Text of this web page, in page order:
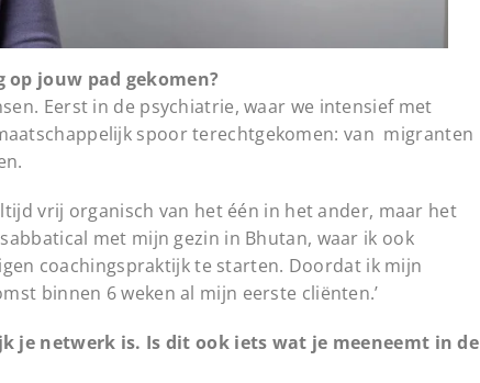
op jouw pad gekomen?
Eerst in de psychiatrie, waar we intensief met
spoor terechtgekomen: van migranten
vrij organisch van het één in het ander, maar het
met mijn gezin in Bhutan, waar ik ook
coachingspraktijk te starten. Doordat ik mijn
binnen 6 weken al mijn eerste cliënten.’
je netwerk is. Is dit ook iets wat je meeneemt in de